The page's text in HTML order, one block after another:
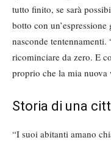
tutto finito, se sarà
botto con
nasconde
ricominciare da zero. E
proprio che la mia nuova
Storia di una
“I suoi abitanti amano